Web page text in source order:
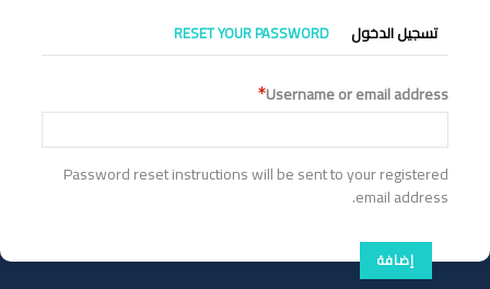
التبويبات
الأساسية
تسجيل الدخول RESET YOUR PASSWORD
Username or email address
Password reset instructions will be sent to your registered
email address.